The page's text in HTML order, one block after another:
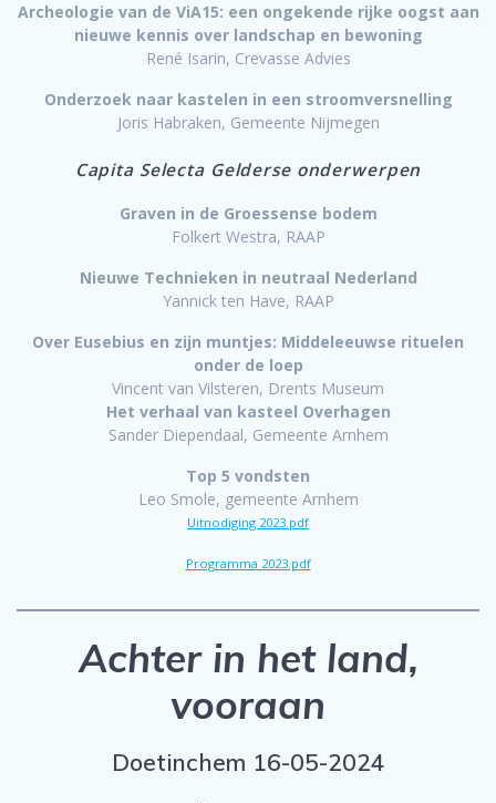
Archeologie van de ViA15: een ongekende rijke oogst aan
nieuwe kennis over landschap en bewoning
René Isarin, Crevasse Advies
Onderzoek naar kastelen in een stroomversnelling
Joris Habraken, Gemeente Nijmegen
Capita Selecta Gelderse onderwerpen
Graven in de Groessense bodem
Folkert Westra, RAAP
Nieuwe Technieken in neutraal Nederland
Yannick ten Have, RAAP
Over Eusebius en zijn muntjes: Middeleeuwse rituelen
onder de loep
Vincent van Vilsteren, Drents Museum
Het verhaal van kasteel Overhagen
Sander Diependaal, Gemeente Arnhem
Top 5 vondsten
Leo Smole, gemeente Arnhem
Uitnodiging 2023.pdf
Programma 2023.pdf
Achter in het land,
vooraan
Doetinchem 16-05-2024